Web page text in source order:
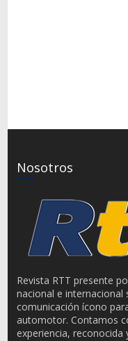
Nosotros
Revista RTT presente
nacional e
comunicación ícono
automotor. Contamos
experiencia, reconocida